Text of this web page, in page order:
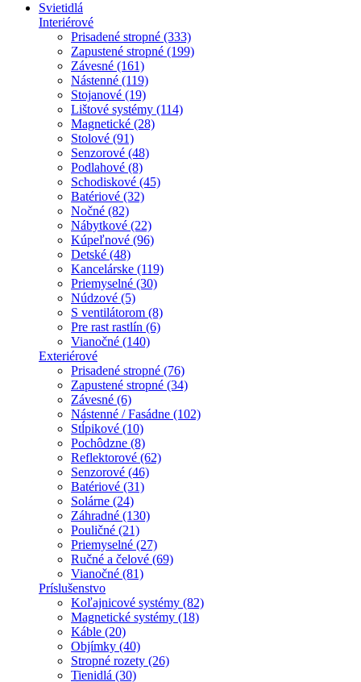
Svietidlá
Interiérové
Prisadené stropné (333)
Zapustené stropné (199)
Závesné (161)
Nástenné (119)
Stojanové (19)
Lištové systémy (114)
Magnetické (28)
Stolové (91)
Senzorové (48)
Podlahové (8)
Schodiskové (45)
Batériové (32)
Nočné (82)
Nábytkové (22)
Kúpeľnové (96)
Detské (48)
Kancelárske (119)
Priemyselné (30)
Núdzové (5)
S ventilátorom (8)
Pre rast rastlín (6)
Vianočné (140)
Exteriérové
Prisadené stropné (76)
Zapustené stropné (34)
Závesné (6)
Nástenné / Fasádne (102)
Stĺpikové (10)
Pochôdzne (8)
Reflektorové (62)
Senzorové (46)
Batériové (31)
Solárne (24)
Záhradné (130)
Pouličné (21)
Priemyselné (27)
Ručné a čelové (69)
Vianočné (81)
Príslušenstvo
Koľajnicové systémy (82)
Magnetické systémy (18)
Káble (20)
Objímky (40)
Stropné rozety (26)
Tienidlá (30)